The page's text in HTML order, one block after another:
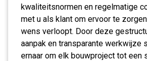
kwaliteitsnormen en regelmatige
met u als klant om ervoor te
wens verloopt. Door deze
aanpak en transparante werkwijze
ernaar om elk bouwproject tot een